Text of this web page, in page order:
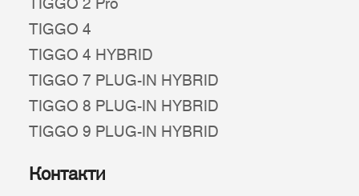
TIGGO 4
TIGGO 4 HYBRID
TIGGO 7 PLUG-IN HYBRID
TIGGO 8 PLUG-IN HYBRID
TIGGO 9 PLUG-IN HYBRID
Контакти